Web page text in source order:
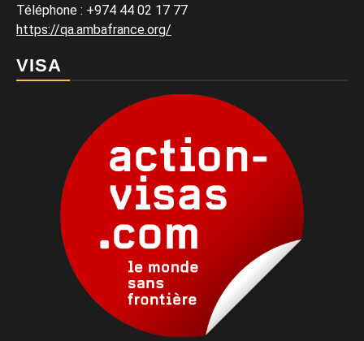
Téléphone : +974 44 02 17 77
https://qa.ambafrance.org/
VISA